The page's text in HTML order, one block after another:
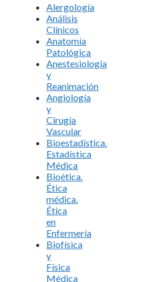
Alergología
Análisis
Clínicos
Anatomía
Patológica
Anestesiología
y
Reanimación
Angiología
y
Cirugía
Vascular
Bioestadística.
Estadística
Médica
Bioética.
Ética
médica.
Ética
en
Enfermería
Biofísica
y
Física
Médica